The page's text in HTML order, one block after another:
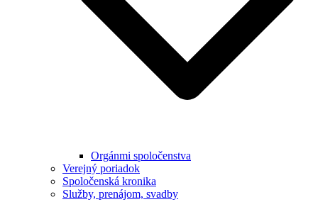
Orgánmi spoločenstva
Verejný poriadok
Spoločenská kronika
Služby, prenájom, svadby